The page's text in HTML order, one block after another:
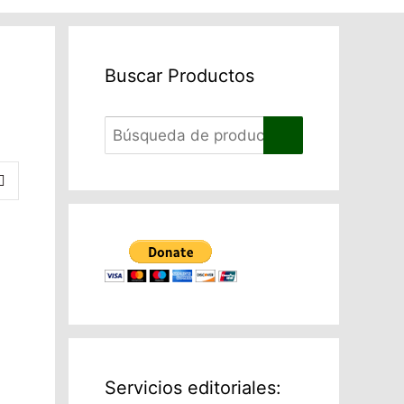
Buscar Productos
Servicios editoriales: